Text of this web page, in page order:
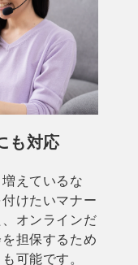
も対応
えているな
けたいマナー
オンラインだ
担保するため
可能です。